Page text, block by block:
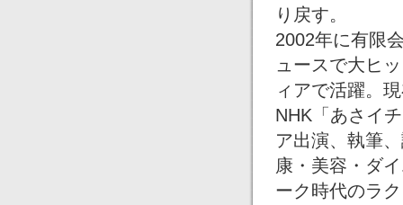
り戻す。
2002年に有限
ュースで大ヒ
ィアで活躍。
NHK「あさイ
ア出演、執筆
康・美容・ダ
ーク時代のラ